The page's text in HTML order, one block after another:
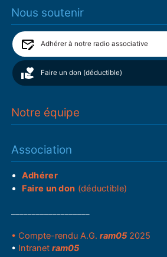
Nous soutenir
Adhérer à notre radio associative
Faire un don (déductible)
Notre équipe
Association
Adhérer
Faire un don (déductible)
• Compte-rendu A.G.ram05 2025
• Intranetram05